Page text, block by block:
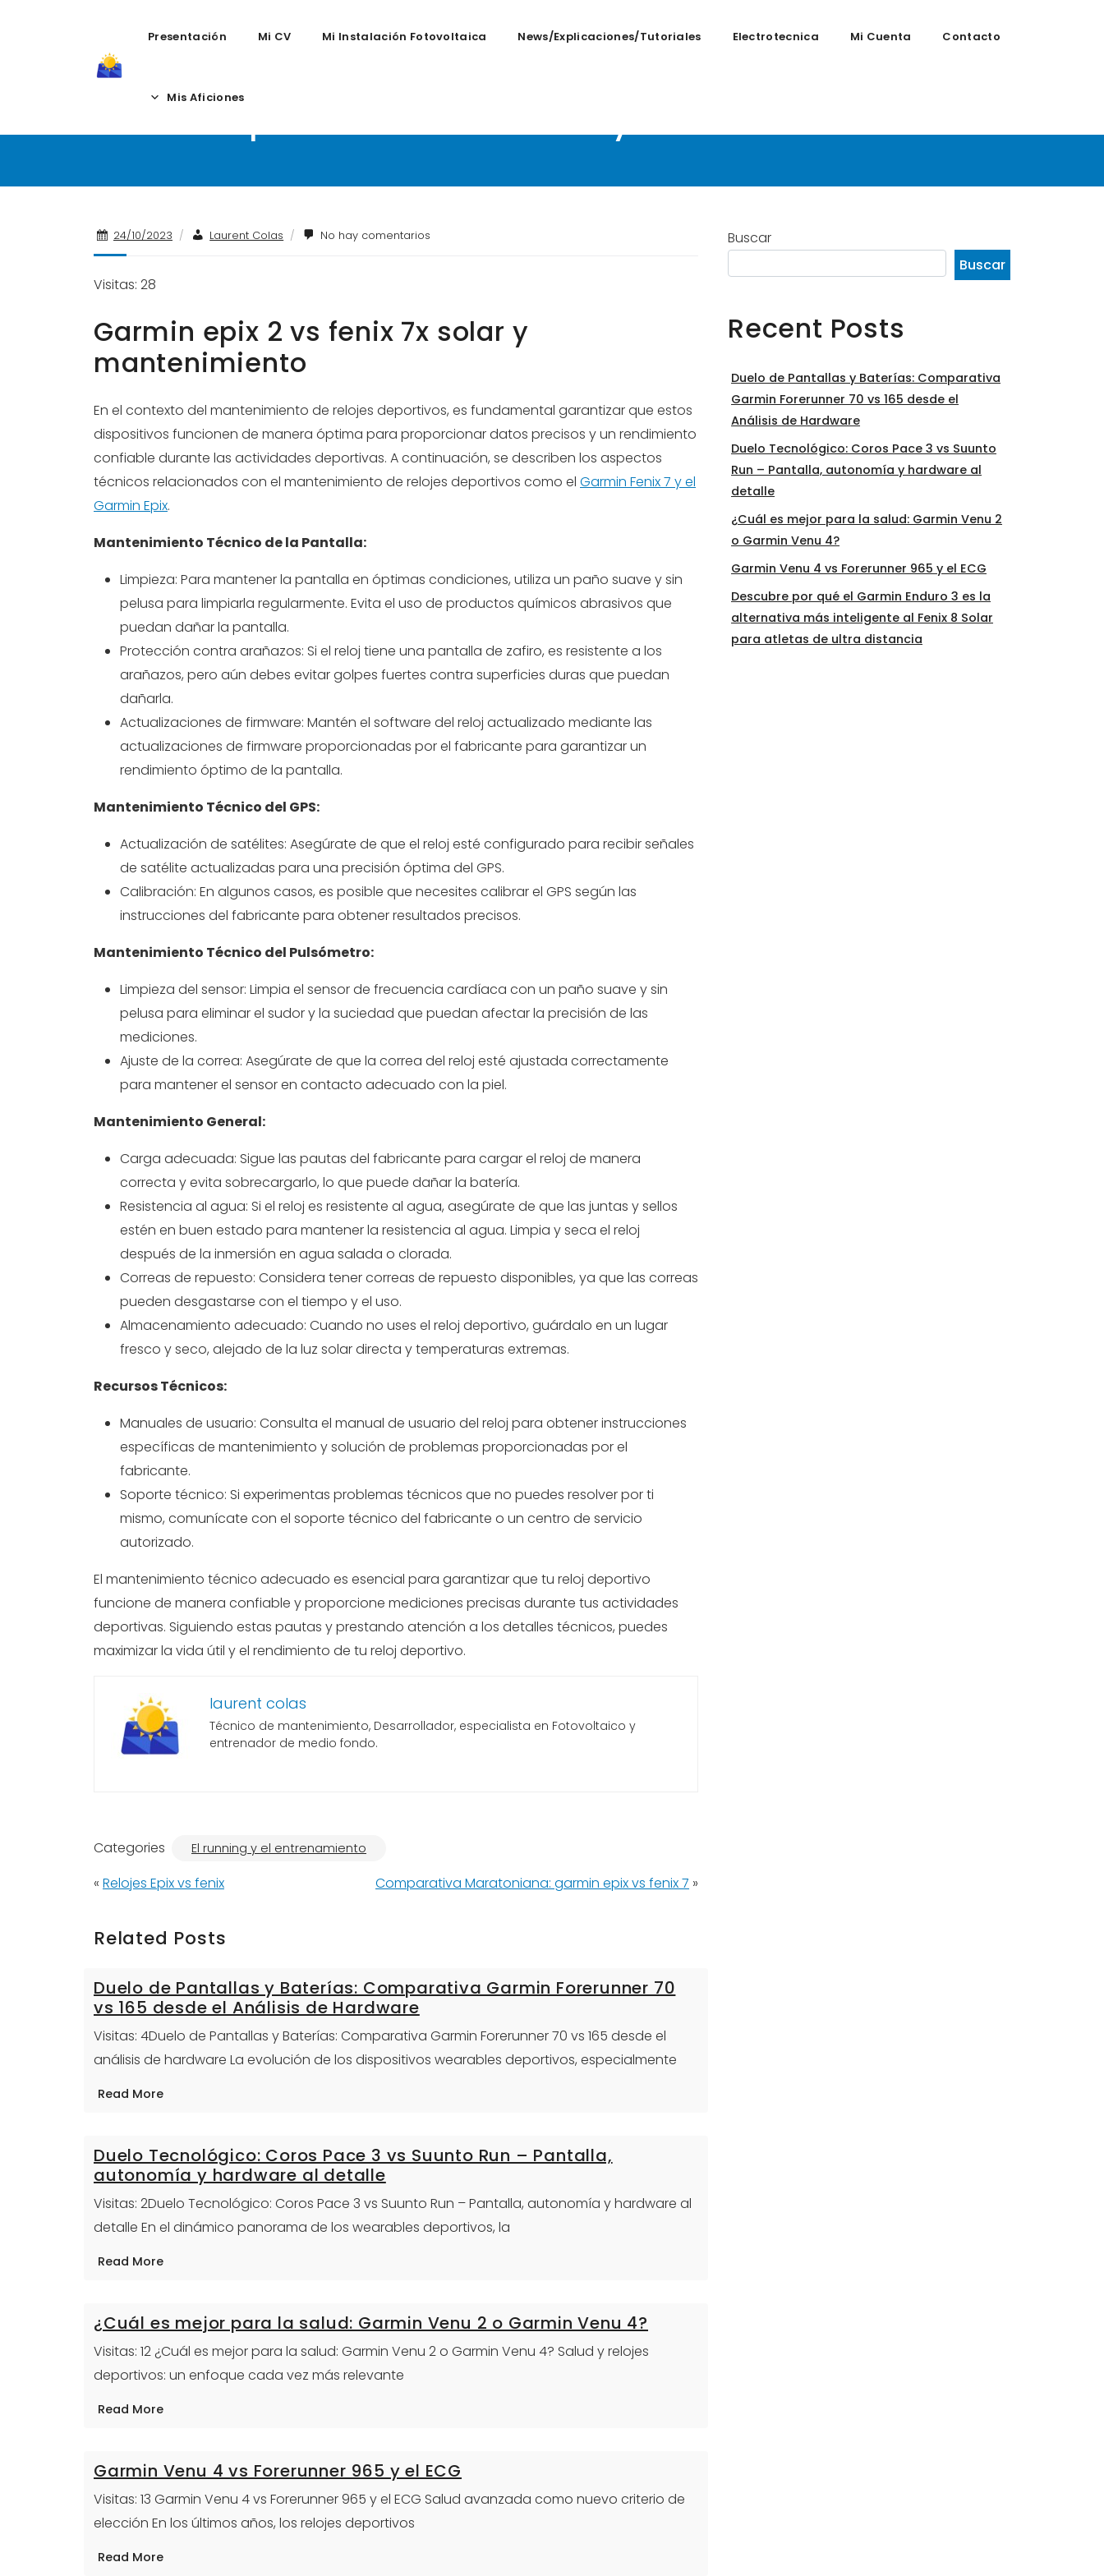
Presentación Mi CV Mi Instalación Fotovoltaica News/Explicaciones/tutoriales Electrotecnica Mi Cuenta Contacto
Mis Aficiones
24/10/2023 / Laurent Colas / No hay comentarios
Visitas: 28
Garmin epix 2 vs fenix 7x solar y
mantenimiento
En el contexto del mantenimiento de relojes deportivos, es fundamental garantizar que estos
dispositivos funcionen de manera óptima para proporcionar datos precisos y un rendimiento
confiable durante las actividades deportivas. A continuación, se describen los aspectos
técnicos relacionados con el mantenimiento de relojes deportivos como el Garmin Fenix 7 y el
Garmin Epix.
Mantenimiento Técnico de la Pantalla:
Limpieza: Para mantener la pantalla en óptimas condiciones, utiliza un paño suave y sin
pelusa para limpiarla regularmente. Evita el uso de productos químicos abrasivos que
puedan dañar la pantalla.
Protección contra arañazos: Si el reloj tiene una pantalla de zafiro, es resistente a los
arañazos, pero aún debes evitar golpes fuertes contra superficies duras que puedan
dañarla.
Actualizaciones de firmware: Mantén el software del reloj actualizado mediante las
actualizaciones de firmware proporcionadas por el fabricante para garantizar un
rendimiento óptimo de la pantalla.
Mantenimiento Técnico del GPS:
Actualización de satélites: Asegúrate de que el reloj esté configurado para recibir señales
de satélite actualizadas para una precisión óptima del GPS.
Calibración: En algunos casos, es posible que necesites calibrar el GPS según las
instrucciones del fabricante para obtener resultados precisos.
Mantenimiento Técnico del Pulsómetro:
Limpieza del sensor: Limpia el sensor de frecuencia cardíaca con un paño suave y sin
pelusa para eliminar el sudor y la suciedad que puedan afectar la precisión de las
mediciones.
Ajuste de la correa: Asegúrate de que la correa del reloj esté ajustada correctamente
para mantener el sensor en contacto adecuado con la piel.
Mantenimiento General:
Carga adecuada: Sigue las pautas del fabricante para cargar el reloj de manera
correcta y evita sobrecargarlo, lo que puede dañar la batería.
Resistencia al agua: Si el reloj es resistente al agua, asegúrate de que las juntas y sellos
estén en buen estado para mantener la resistencia al agua. Limpia y seca el reloj
después de la inmersión en agua salada o clorada.
Correas de repuesto: Considera tener correas de repuesto disponibles, ya que las correas
pueden desgastarse con el tiempo y el uso.
Almacenamiento adecuado: Cuando no uses el reloj deportivo, guárdalo en un lugar
fresco y seco, alejado de la luz solar directa y temperaturas extremas.
Recursos Técnicos:
Manuales de usuario: Consulta el manual de usuario del reloj para obtener instrucciones
específicas de mantenimiento y solución de problemas proporcionadas por el
fabricante.
Soporte técnico: Si experimentas problemas técnicos que no puedes resolver por ti
mismo, comunícate con el soporte técnico del fabricante o un centro de servicio
autorizado.
El mantenimiento técnico adecuado es esencial para garantizar que tu reloj deportivo
funcione de manera confiable y proporcione mediciones precisas durante tus actividades
deportivas. Siguiendo estas pautas y prestando atención a los detalles técnicos, puedes
maximizar la vida útil y el rendimiento de tu reloj deportivo.
laurent colas
Técnico de mantenimiento, Desarrollador, especialista en Fotovoltaico y
entrenador de medio fondo.
Categories El running y el entrenamiento
« Relojes Epix vs fenix Comparativa Maratoniana: garmin epix vs fenix 7 »
Related Posts
Duelo de Pantallas y Baterías: Comparativa Garmin Forerunner 70
vs 165 desde el Análisis de Hardware
Visitas: 4Duelo de Pantallas y Baterías: Comparativa Garmin Forerunner 70 vs 165 desde el
análisis de hardware La evolución de los dispositivos wearables deportivos, especialmente
Read More
Duelo Tecnológico: Coros Pace 3 vs Suunto Run – Pantalla,
autonomía y hardware al detalle
Visitas: 2Duelo Tecnológico: Coros Pace 3 vs Suunto Run – Pantalla, autonomía y hardware al
detalle En el dinámico panorama de los wearables deportivos, la
Read More
¿Cuál es mejor para la salud: Garmin Venu 2 o Garmin Venu 4?
Visitas: 12 ¿Cuál es mejor para la salud: Garmin Venu 2 o Garmin Venu 4? Salud y relojes
deportivos: un enfoque cada vez más relevante
Read More
Garmin Venu 4 vs Forerunner 965 y el ECG
Visitas: 13 Garmin Venu 4 vs Forerunner 965 y el ECG Salud avanzada como nuevo criterio de
elección En los últimos años, los relojes deportivos
Read More
Buscar
Buscar
Recent Posts
Duelo de Pantallas y Baterías: Comparativa
Garmin Forerunner 70 vs 165 desde el
Análisis de Hardware
Duelo Tecnológico: Coros Pace 3 vs Suunto
Run – Pantalla, autonomía y hardware al
detalle
¿Cuál es mejor para la salud: Garmin Venu 2
o Garmin Venu 4?
Garmin Venu 4 vs Forerunner 965 y el ECG
Descubre por qué el Garmin Enduro 3 es la
alternativa más inteligente al Fenix 8 Solar
para atletas de ultra distancia